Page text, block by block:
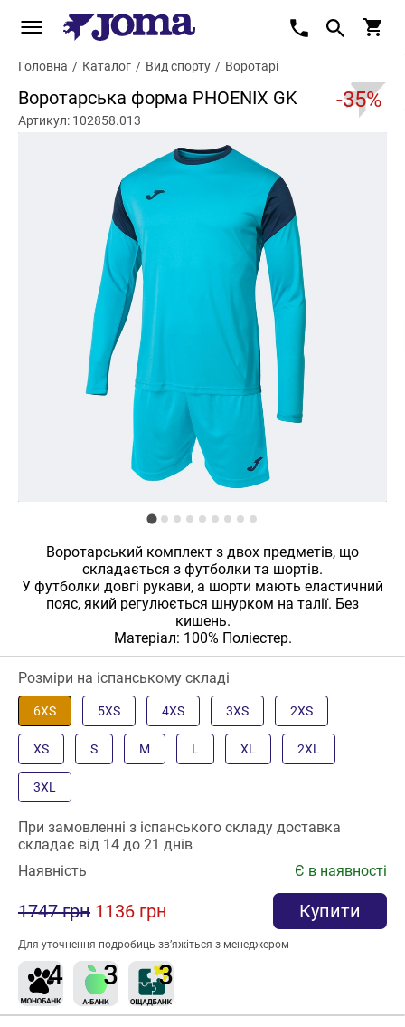
Головна / Каталог / Вид спорту / Воротарі
Воротарська форма PHOENIX GK -35%
Артикул: 102858.013
Воротарський комплект з двох предметів, що
складається з футболки та шортів.
У футболки довгі рукави, а шорти мають еластичний
пояс, який регулюється шнурком на талії. Без
кишень.
Матеріал: 100% Поліестер.
Розміри на іспанському складі
6XS 5XS 4XS 3XS 2XS
XS S M L XL 2XL
3XL
При замовленні з іспанського складу доставка
складає від 14 до 21 днів
Наявність
Є в наявності
1747 грн 1136 грн Купити
Для уточнення подробиць зв’яжіться з менеджером